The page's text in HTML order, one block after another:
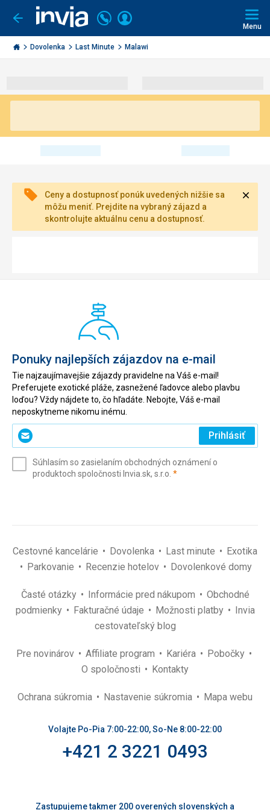
Ísť
späť
Invia.sk
Volajte
+421
2
3221
Prihlásiť
Menu
Dovolenka Last Minute Malawi
Ceny a dostupnosť ponúk uvedených nižšie sa
môžu meniť. Prejdite na vybraný zájazd a
skontrolujte aktuálnu cenu a dostupnosť.
Ponuky najlepších zájazdov na e-mail
Tie najzaujímavejšie zájazdy pravidelne na Váš e-mail!
Preferujete exotické pláže, zasnežené ľadovce alebo plavbu
loďou? Vždy nájdete to, čo hľadáte. Nebojte, Váš e-mail
neposkytneme nikomu inému.
Zadajte
svoj
(povinné)
Prihlásiť
Súhlasím so zasielaním obchodných oznámení o
produktoch spoločnosti Invia.sk, s.r.o. *(povinné)
Cestovné kancelárie Dovolenka Last minute
Exotika
Parkovanie
Recenzie hotelov Dovolenkové domy
Časté otázky Informácie pred nákupom
Obchodné
podmienky
Fakturačné údaje Možnosti platby
Invia
cestovateľský blog
Pre novinárov Affiliate program Kariéra
Pobočky
O spoločnosti
Kontakty
Ochrana súkromia Nastavenie súkromia Mapa webu
Volajte Po-Pia 7:00-22:00, So-Ne 8:00-22:00
+421 2 3221 0493
Zastupujeme takmer 200 overených slovenských a